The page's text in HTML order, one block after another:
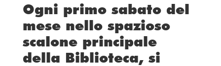
Ogni primo sabato del
mese nello spazioso
scalone principale
della Biblioteca, si